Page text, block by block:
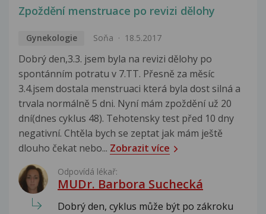
Zpoždění menstruace po revizi dělohy
Gynekologie Soňa 18.5.2017
Dobrý den,3.3. jsem byla na revizi dělohy po
spontánním potratu v 7.TT. Přesně za měsíc
3.4.jsem dostala menstruaci která byla dost silná a
trvala normálně 5 dni. Nyní mám zpoždění už 20
dní(dnes cyklus 48). Tehotensky test před 10 dny
negativní. Chtěla bych se zeptat jak mám ještě
dlouho čekat nebo... Zobrazit více
Odpovídá lékař:
MUDr. Barbora Suchecká
Dobrý den, cyklus může být po zákroku